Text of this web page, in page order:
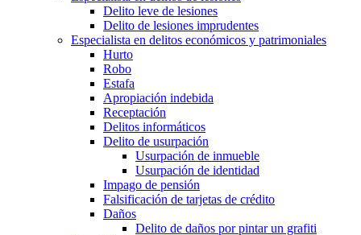
Delito leve de lesiones
Delito de lesiones imprudentes
Especialista en delitos económicos y patrimoniales
Hurto
Robo
Estafa
Apropiación indebida
Receptación
Delitos informáticos
Delito de usurpación
Usurpación de inmueble
Usurpación de identidad
Impago de pensión
Falsificación de tarjetas de crédito
Daños
Delito de daños por pintar un grafiti